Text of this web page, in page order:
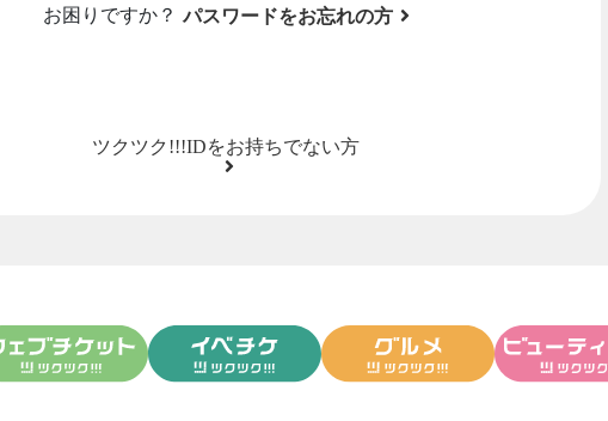
お困りですか？ パスワードをお忘れの方
ツクツク!!!IDをお持ちでない方